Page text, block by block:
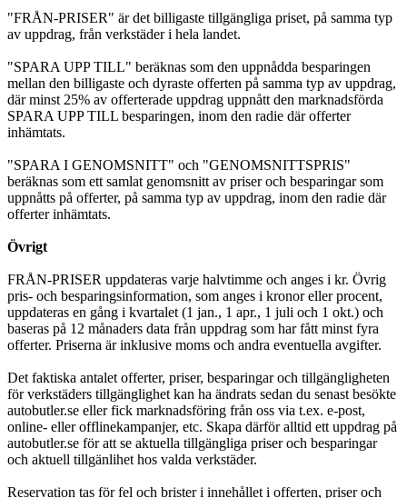
"FRÅN-PRISER" är det billigaste tillgängliga priset, på samma typ
av uppdrag, från verkstäder i hela landet.
"SPARA UPP TILL" beräknas som den uppnådda besparingen
mellan den billigaste och dyraste offerten på samma typ av uppdrag,
där minst 25% av offerterade uppdrag uppnått den marknadsförda
SPARA UPP TILL besparingen, inom den radie där offerter
inhämtats.
"SPARA I GENOMSNITT" och "GENOMSNITTSPRIS"
beräknas som ett samlat genomsnitt av priser och besparingar som
uppnåtts på offerter, på samma typ av uppdrag, inom den radie där
offerter inhämtats.
Övrigt
FRÅN-PRISER uppdateras varje halvtimme och anges i kr. Övrig
pris- och besparingsinformation, som anges i kronor eller procent,
uppdateras en gång i kvartalet (1 jan., 1 apr., 1 juli och 1 okt.) och
baseras på 12 månaders data från uppdrag som har fått minst fyra
offerter. Priserna är inklusive moms och andra eventuella avgifter.
Det faktiska antalet offerter, priser, besparingar och tillgängligheten
för verkstäders tillgänglighet kan ha ändrats sedan du senast besökte
autobutler.se eller fick marknadsföring från oss via t.ex. e-post,
online- eller offlinekampanjer, etc. Skapa därför alltid ett uppdrag på
autobutler.se för att se aktuella tillgängliga priser och besparingar
och aktuell tillgänlihet hos valda verkstäder.
Reservation tas för fel och brister i innehållet i offerten, priser och